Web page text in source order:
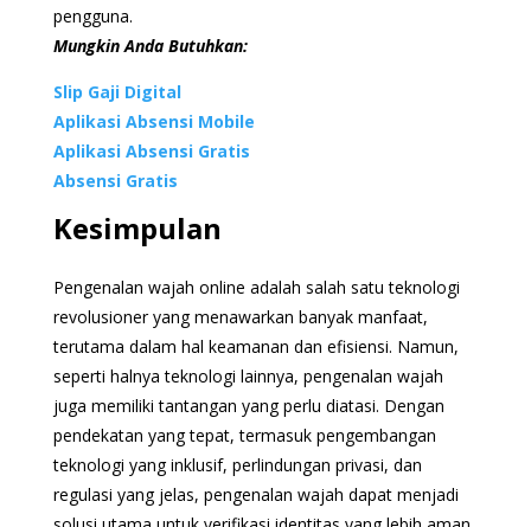
pengguna.
Mungkin Anda Butuhkan:
Slip Gaji Digital
Aplikasi Absensi Mobile
Aplikasi Absensi Gratis
Absensi Gratis
Kesimpulan
Pengenalan wajah online adalah salah satu teknologi
revolusioner yang menawarkan banyak manfaat,
terutama dalam hal keamanan dan efisiensi. Namun,
seperti halnya teknologi lainnya, pengenalan wajah
juga memiliki tantangan yang perlu diatasi. Dengan
pendekatan yang tepat, termasuk pengembangan
teknologi yang inklusif, perlindungan privasi, dan
regulasi yang jelas, pengenalan wajah dapat menjadi